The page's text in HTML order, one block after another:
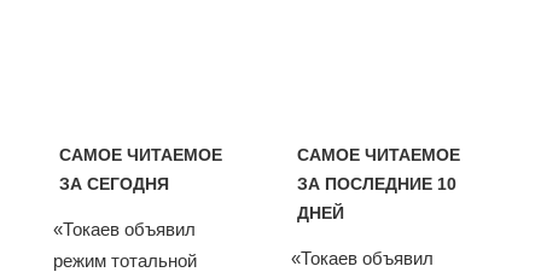
САМОЕ ЧИТАЕМОЕ
ЗА СЕГОДНЯ
«Токаев объявил
режим тотальной
САМОЕ ЧИТАЕМОЕ
ЗА ПОСЛЕДНИЕ 10
ДНЕЙ
«Токаев объявил